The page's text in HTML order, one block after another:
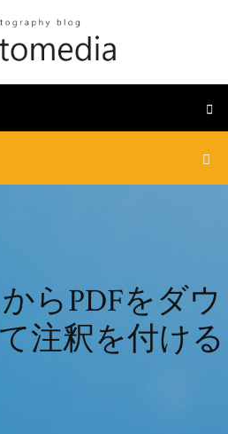
らPDFをダウ
注釈を付ける